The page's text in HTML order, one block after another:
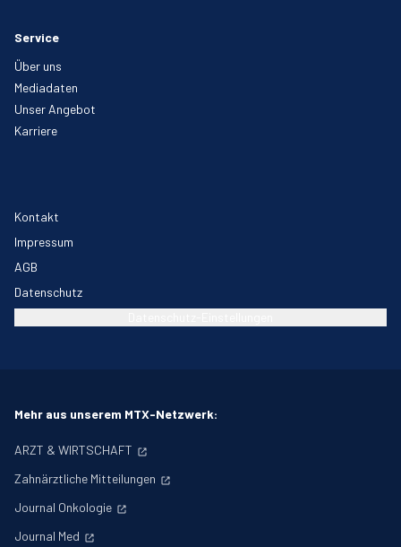
Service
Über uns
Mediadaten
Unser Angebot
Karriere
Kontakt
Impressum
AGB
Datenschutz
Mehr aus unserem MTX-Netzwerk:
ARZT & WIRTSCHAFT
Zahnärztliche Mitteilungen
Journal Onkologie
Journal Med